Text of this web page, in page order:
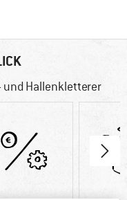
und Hallenkletterer